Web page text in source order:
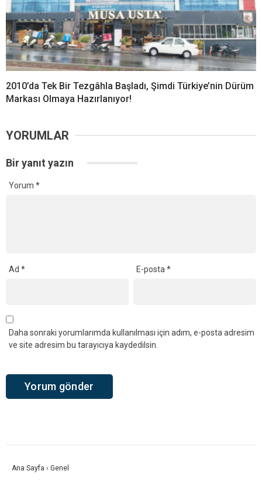
2010’da Tek Bir Tezgâhla Başladı, Şimdi Türkiye’nin Dürüm
Markası Olmaya Hazırlanıyor!
YORUMLAR
Bir yanıt yazın
Yorum *
Ad * E-posta*
Daha sonraki yorumlarımda kullanılması için adım, e-posta adresim
ve site adresim bu tarayıcıya kaydedilsin.
Ana Sayfa › Genel